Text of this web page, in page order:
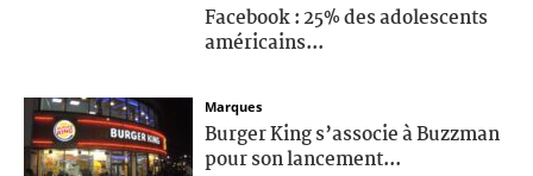
Facebook : 25% des adolescents
américains...
Marques
Burger King s’associe à Buzzman
pour son lancement...